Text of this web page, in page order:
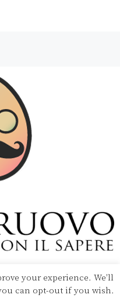
— Powered by Pipool
your experience. We'll
can opt-out if you wish.